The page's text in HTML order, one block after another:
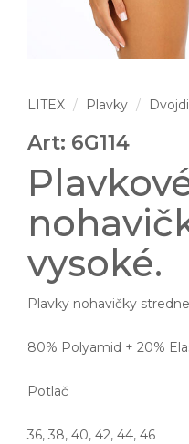
LITEX Plavky
Art: 6G114
vysoké.
Plavky nohavičky
80% Polyamid + 20%
Potlač
36, 38, 40, 42, 44, 46